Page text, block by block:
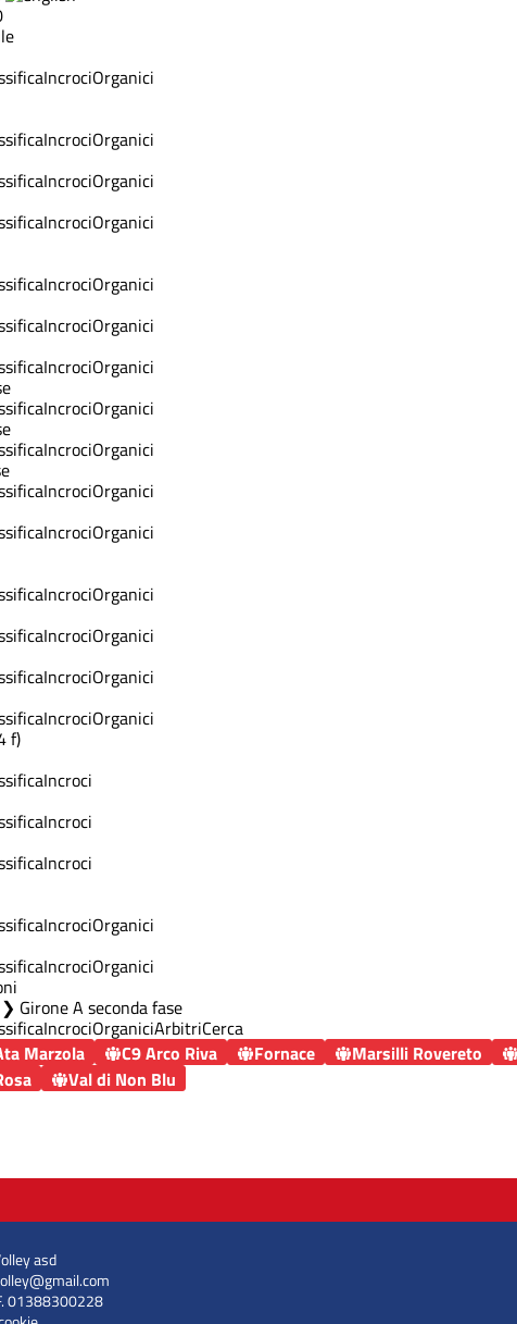
IncrociOrganici
IncrociOrganici
IncrociOrganici
IncrociOrganici
IncrociOrganici
IncrociOrganici
IncrociOrganici
IncrociOrganici
IncrociOrganici
IncrociOrganici
IncrociOrganici
IncrociOrganici
IncrociOrganici
IncrociOrganici
IncrociOrganici
f)
Incroci
Incroci
Incroci
IncrociOrganici
IncrociOrganici
Girone A seconda fase
IncrociOrganiciArbitriCerca
Marzola C9 Arco Riva Fornace Marsilli Rovereto
Val di Non Blu
asd
01388300228